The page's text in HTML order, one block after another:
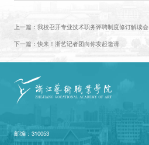
上一篇：我校召开专业技术职务评聘制度修订解读会
下一篇：快来！浙艺记者团向你发起邀请
邮编：310053